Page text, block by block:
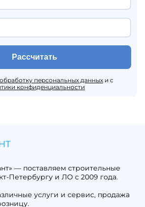
Рассчитать
обработку персональных данных и с
конфиденциальности
— поставляем строительные
Петербургу и ЛО с 2009 года.
услуги и сервис, продажа